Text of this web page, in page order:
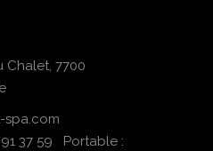
Chalet, 7700
spa.com
37 59 Portable :